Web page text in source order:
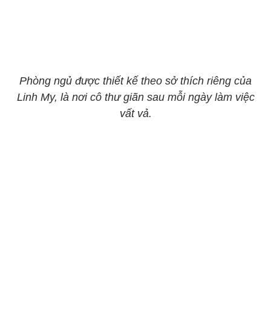
Phòng ngủ được thiết kế theo sở thích riêng của
Linh My, là nơi cô thư giãn sau mỗi ngày làm việc
vất vả.